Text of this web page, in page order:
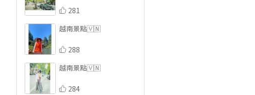
281
越南景點🇻🇳
288
越南景點🇻🇳
284